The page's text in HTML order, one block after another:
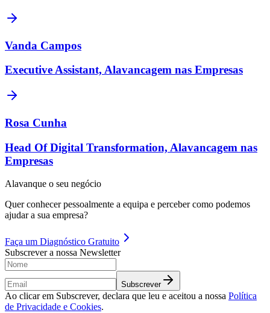
Vanda Campos
Executive Assistant, Alavancagem nas Empresas
Rosa Cunha
Head Of Digital Transformation, Alavancagem nas
Empresas
Alavanque o seu negócio
Quer conhecer pessoalmente a equipa e perceber como podemos
ajudar a sua empresa?
Faça um Diagnóstico Gratuito
Subscrever a nossa Newsletter
Subscrever
Ao clicar em Subscrever, declara que leu e aceitou a nossa Política
de Privacidade e Cookies.